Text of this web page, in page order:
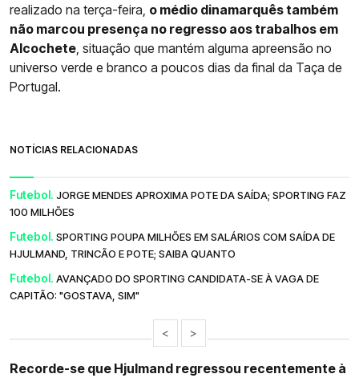
realizado na terça-feira, o médio dinamarquês também
não marcou presença no regresso aos trabalhos em
Alcochete, situação que mantém alguma apreensão no
universo verde e branco a poucos dias da final da Taça de
Portugal.
NOTÍCIAS RELACIONADAS
Futebol. JORGE MENDES APROXIMA POTE DA SAÍDA; SPORTING FAZ
100 MILHÕES
Futebol. SPORTING POUPA MILHÕES EM SALÁRIOS COM SAÍDA DE
HJULMAND, TRINCÃO E POTE; SAIBA QUANTO
Futebol. AVANÇADO DO SPORTING CANDIDATA-SE À VAGA DE
CAPITÃO: "GOSTAVA, SIM"
< >
Recorde-se que Hjulmand regressou recentemente à